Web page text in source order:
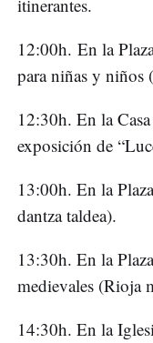
itinerantes.
12:00h. En la
para niñas y
12:30h. En la
exposición de
13:00h. En la
dantza taldea).
13:30h. En la
medievales (Rioja
14:30h. En la